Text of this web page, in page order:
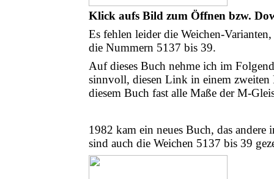
Klick aufs Bild zum Öffnen bzw.
Es fehlen leider die Weichen-
die Nummern 5137 bis 39.
Auf dieses Buch nehme ich im
sinnvoll, diesen Link in einem zweiten
diesem Buch fast alle Maße der M-
1982 kam ein neues Buch, das andere
sind auch die Weichen 5137 bis 39